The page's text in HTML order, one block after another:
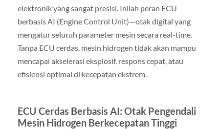
elektronik yang sangat presisi. Inilah peran ECU
berbasis AI (Engine Control Unit)—otak digital yang
mengatur seluruh parameter mesin secara real-time.
Tanpa ECU cerdas, mesin hidrogen tidak akan mampu
mencapai akselerasi eksplosif, respons cepat, atau
efisiensi optimal di kecepatan ekstrem.
ECU Cerdas Berbasis AI: Otak Pengendali
Mesin Hidrogen Berkecepatan Tinggi